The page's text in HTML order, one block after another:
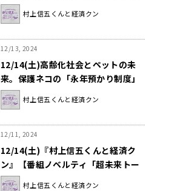
測！『村上信五くんと経済クン』
村上信五くんと経済クン
12/13, 2024
12/14(土)高齢化社会とペットの未
来。保護ネコの「永年預かり制度」
に迫る！『村上信五くんと経済ク
ン』
村上信五くんと経済クン
12/11, 2024
12/14(土)『村上信五くんと経済ク
ン』【番組ノベルティ「超未来トー
クン」プレゼント】第3弾決定！
村上信五くんと経済クン